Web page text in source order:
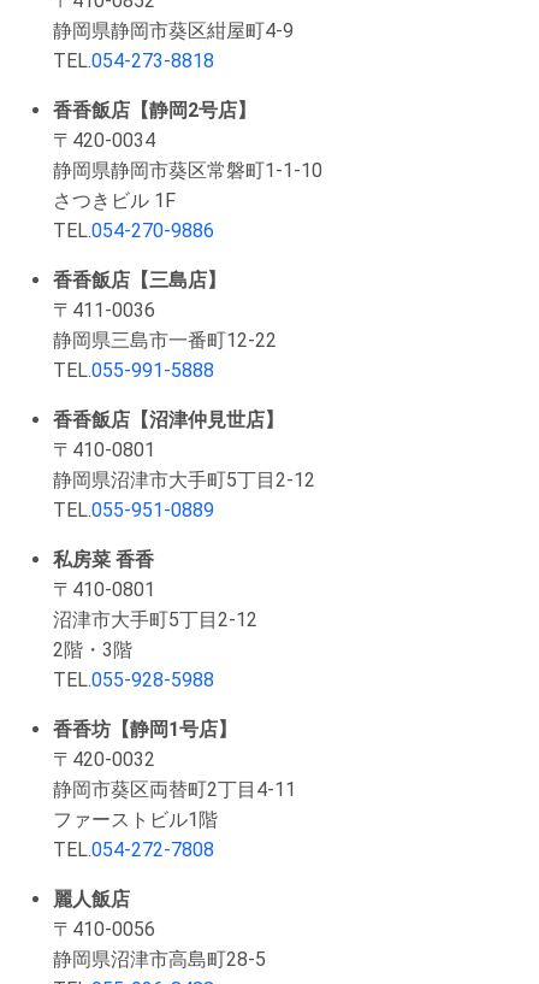
静岡県静岡市葵区紺屋町4-9
TEL.054-273-8818
香香飯店【静岡2号店】
〒420-0034
静岡県静岡市葵区常磐町1-1-10
さつきビル 1F
TEL.054-270-9886
香香飯店【三島店】
〒411-0036
静岡県三島市一番町12-22
TEL.055-991-5888
香香飯店【沼津仲見世店】
〒410-0801
静岡県沼津市大手町5丁目2-12
TEL.055-951-0889
私房菜 香香
〒410-0801
沼津市大手町5丁目2-12
2階・3階
TEL.055-928-5988
香香坊【静岡1号店】
〒420-0032
静岡市葵区両替町2丁目4-11
ファーストビル1階
TEL.054-272-7808
麗人飯店
〒410-0056
静岡県沼津市高島町28-5